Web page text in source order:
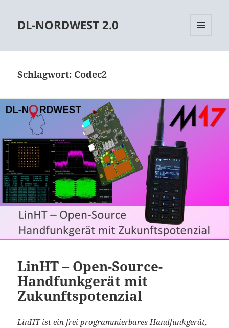
DL-NORDWEST 2.0
Schlagwort: Codec2
LinHT – Open-Source-
Handfunkgerät mit
Zukunftspotenzial
LinHT ist ein frei programmierbares Handfunkgerät,